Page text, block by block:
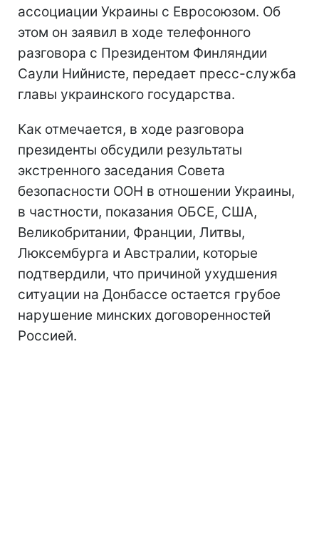
ассоциации Украины с Евросоюзом. Об
этом он заявил в ходе телефонного
разговора с Президентом Финляндии
Саули Нийнисте, передает пресс-служба
главы украинского государства.
Как отмечается, в ходе разговора
президенты обсудили результаты
экстренного заседания Совета
безопасности ООН в отношении Украины,
в частности, показания ОБСЕ, США,
Великобритании, Франции, Литвы,
Люксембурга и Австралии, которые
подтвердили, что причиной ухудшения
ситуации на Донбассе остается грубое
нарушение минских договоренностей
Россией.